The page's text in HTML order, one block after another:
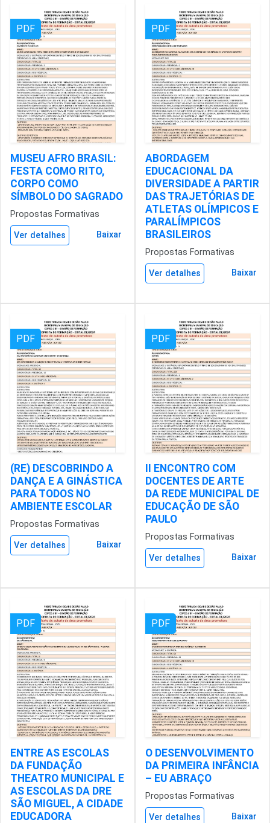
PDF
MUSEU AFRO BRASIL:
FESTA COMO RITO,
CORPO COMO
SÍMBOLO DO SAGRADO
Propostas Formativas
Ver detalhes Baixar
PDF
ABORDAGEM
EDUCACIONAL DA
DIVERSIDADE A PARTIR
DAS TRAJETÓRIAS DE
ATLETAS OLÍMPICOS E
PARALÍMPICOS
BRASILEIROS
Propostas Formativas
Ver detalhes Baixar
PDF
(RE) DESCOBRINDO A
DANÇA E A GINÁSTICA
PARA TODOS NO
AMBIENTE ESCOLAR
Propostas Formativas
Ver detalhes Baixar
PDF
II ENCONTRO COM
DOCENTES DE ARTE
DA REDE MUNICIPAL DE
EDUCAÇÃO DE SÃO
PAULO
Propostas Formativas
Ver detalhes Baixar
PDF
ENTRE AS ESCOLAS
DA FUNDAÇÃO
THEATRO MUNICIPAL E
AS ESCOLAS DA DRE
SÃO MIGUEL, A CIDADE
EDUCADORA
PDF
O DESENVOLVIMENTO
DA PRIMEIRA INFÂNCIA
– EU ABRAÇO
Propostas Formativas
Ver detalhes Baixar